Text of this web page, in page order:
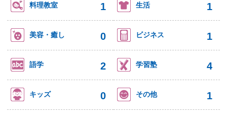
料理教室 1 生活 1
美容・癒し 0 ビジネス 1
語学 2 学習塾 4
キッズ 0 その他 1